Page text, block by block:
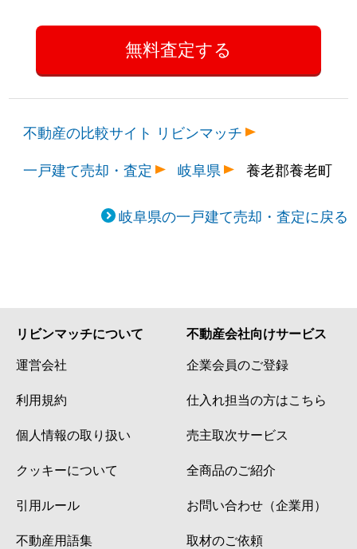
不動産の比較サイト リビンマッチ
一戸建て売却・査定
岐阜県 養老郡養老町
岐阜県の一戸建て売却・査定に戻る
リビンマッチについて
運営会社
利用規約
個人情報の取り扱い
クッキーについて
引用ルール
不動産用語集
不動産会社向けサービス
企業会員のご登録
仕入れ担当の方はこちら
売主取次サービス
全商品のご紹介
お問い合わせ（企業用）
取材のご依頼